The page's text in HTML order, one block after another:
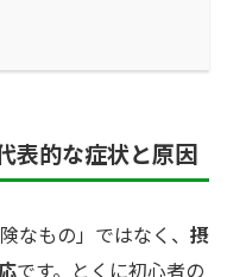
表的な症状と原因
なもの」ではなく、 摂
です。とくに初心者の